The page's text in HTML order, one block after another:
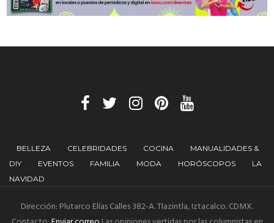
BELLEZA CELEBRIDADES COCINA
MANUALIDADES &
DIY
EVENTOS FAMILIA MODA HORÓSCOPOS
LA
NAVIDAD
Dirección: Plutarco Elías Calles 382-A. Tlazintla, Iztacalco. CDMX.